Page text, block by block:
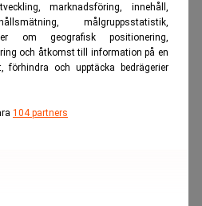
marknadsföring, innehåll,
målgruppsstatistik,
om geografisk positionering,
och åtkomst till information på en
förhindra och upptäcka bedrägerier
104 partners
att prioritera inköp av servrar,
datorkapacitet inför väntade
globala AI-boomen.
intäkterna från